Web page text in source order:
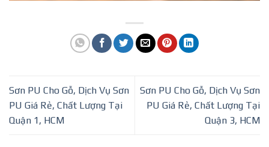
Sơn PU Cho Gỗ, Dịch Vụ Sơn
PU Giá Rẻ, Chất Lượng Tại
Quận 1, HCM
Sơn PU Cho Gỗ, Dịch Vụ Sơn
PU Giá Rẻ, Chất Lượng Tại
Quận 3, HCM